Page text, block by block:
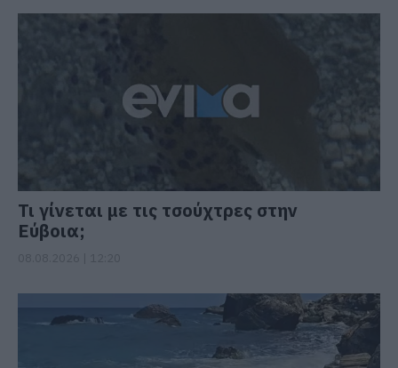
Τι γίνεται με τις τσούχτρες στην
Εύβοια;